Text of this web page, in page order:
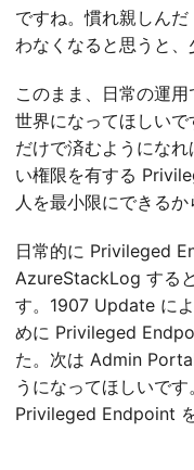
ですね。慣れ親しん
わなくなると思うと、
このまま、日常の運
世界になってほしい
だけで済むようにな
い権限を有する
人を最小限にできるか
日常的に Privileged
AzureStackLog する
す。1907 Update に
めに Privileged
た。次は Admin
うになってほしいで
Privileged Endpoint